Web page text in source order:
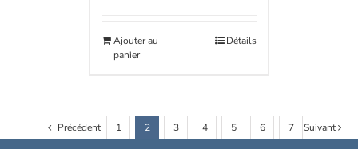
Ajouter au
panier
Détails
Précédent 1 2 3 4 5 6 7 Suivant